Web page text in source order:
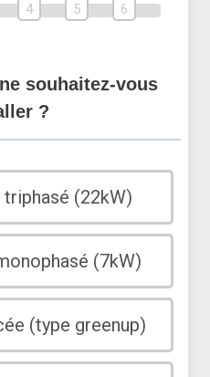
4 5 6
souhaitez-vous
?
(22kW)
(7kW)
(type greenup)